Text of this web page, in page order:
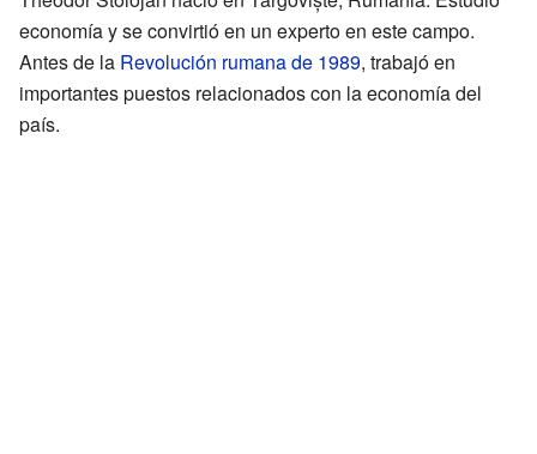
economía y se convirtió en un experto en este campo.
Antes de la Revolución rumana de 1989, trabajó en
importantes puestos relacionados con la economía del
país.